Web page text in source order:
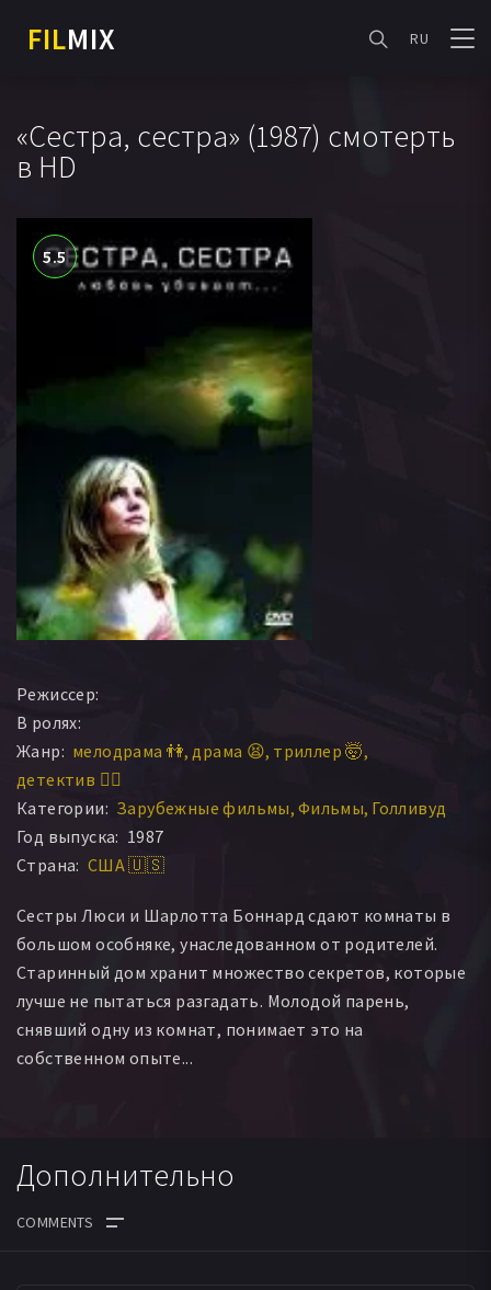
FILMIX RU
«Сестра, сестра» (1987) смотерть
в HD
5.5
Режиссер:
В ролях:
Жанр: мелодрама 👫 драма 😫 триллер 🤯
детектив 🕵️‍♂️
Категории: Зарубежные фильмы Фильмы Голливуд
Год выпуска: 1987
Страна: США 🇺🇸
Сестры Люси и Шарлотта Боннард сдают комнаты в
большом особняке, унаследованном от родителей.
Старинный дом хранит множество секретов, которые
лучше не пытаться разгадать. Молодой парень,
снявший одну из комнат, понимает это на
собственном опыте...
Дополнительно